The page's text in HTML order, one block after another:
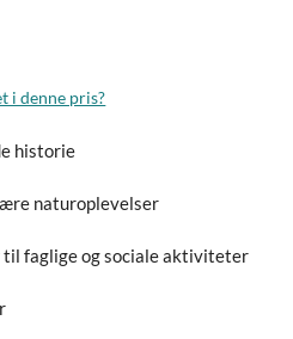
i denne pris?
historie
naturoplevelser
faglige og sociale aktiviteter